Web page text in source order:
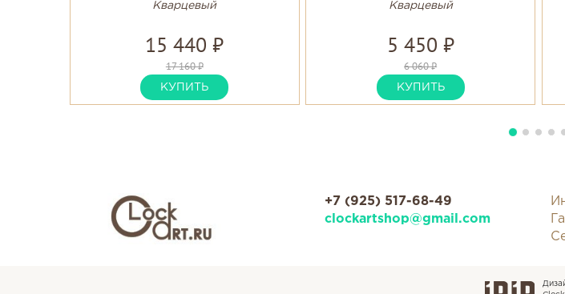
Кварцевый
15 440 ₽
17 160 ₽
КУПИТЬ
Кварцевый
5 450 ₽
6 060 ₽
КУПИТЬ
+7 (925) 517-68-49
clockartshop@gmail.com